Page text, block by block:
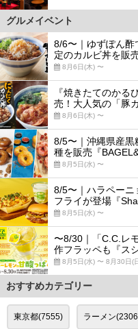
グルメイベント
8/6〜｜ゆずぽん酢
定のカルビ丼を販
8月6日(木) 〜
『焼きたてのかる
売！大人気の「豚
8月6日(木) 〜
8/5〜｜沖縄県産黒
種を販売『
8月5日(水) 〜
8/5〜｜ハラペーニ
フライが登場『
8月5日(水) 〜
〜8/30｜「C.C.レ
作フラッペも『ス
8月5日(水) 〜 8月30日(
おすすめカテゴリー
東京都(7555) ラーメン